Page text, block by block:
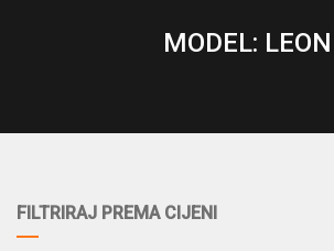
MODEL: LEON
FILTRIRAJ PREMA CIJENI